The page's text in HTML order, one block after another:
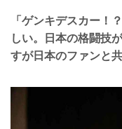
「ゲンキデスカー
しい。日本の格闘技
すが日本のファンと